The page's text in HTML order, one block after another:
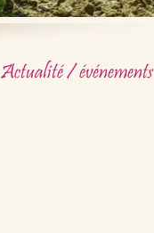
Actualité / événements